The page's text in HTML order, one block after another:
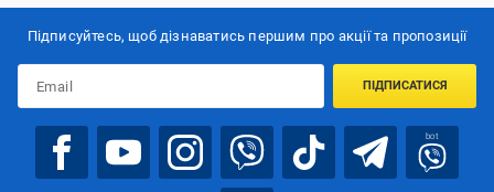
Підписуйтесь, щоб дізнаватись першим про акції та пропозиції
ПІДПИСАТИСЯ
bot